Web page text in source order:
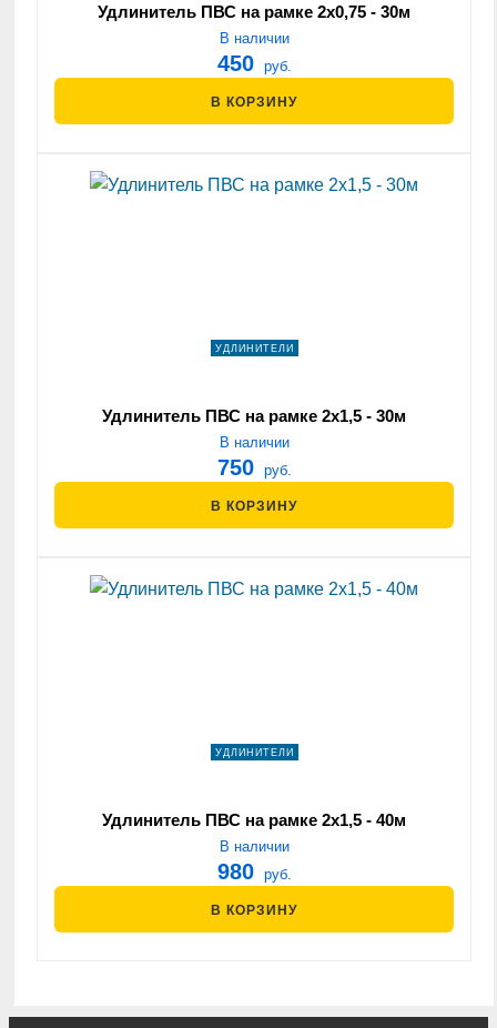
Удлинитель ПВС на рамке 2х0,75 - 30м
В наличии
450 руб.
В КОРЗИНУ
УДЛИНИТЕЛИ
Удлинитель ПВС на рамке 2х1,5 - 30м
В наличии
750 руб.
В КОРЗИНУ
УДЛИНИТЕЛИ
Удлинитель ПВС на рамке 2х1,5 - 40м
В наличии
980 руб.
В КОРЗИНУ